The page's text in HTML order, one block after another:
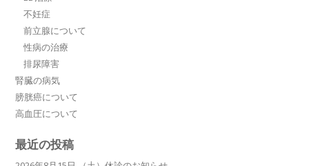
不妊症
前立腺について
性病の治療
排尿障害
腎臓の病気
膀胱癌について
高血圧について
最近の投稿